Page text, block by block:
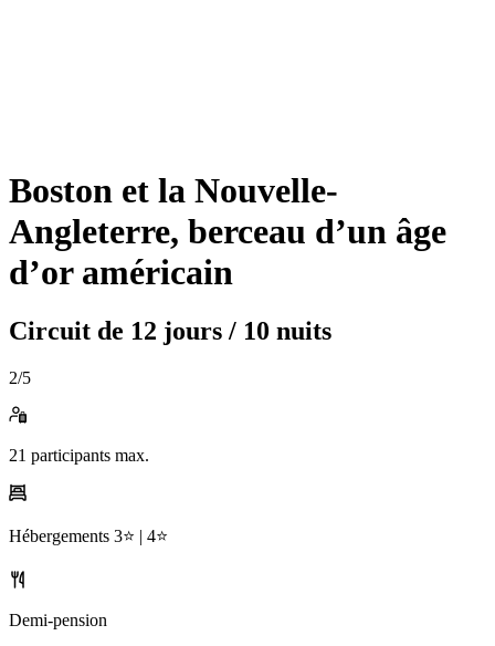
Boston et la Nouvelle-
Angleterre, berceau d’un âge
d’or américain
Circuit de 12 jours / 10 nuits
2/5
21 participants max.
Hébergements 3⭐️ | 4⭐️
Demi-pension